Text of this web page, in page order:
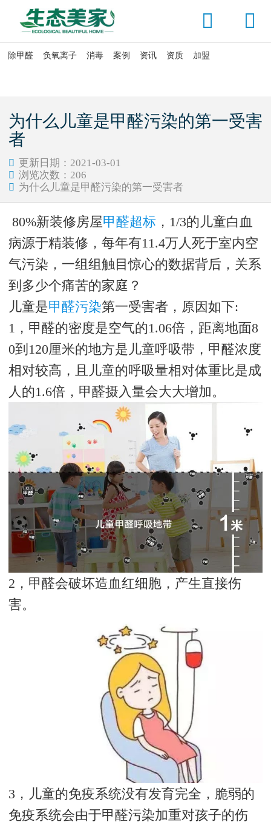


除甲醛 负氧离子 消毒 案例 资讯 资质 加盟
为什么儿童是甲醛污染的第一受害
者
 更新日期：2021-03-01
 浏览次数： 206
 为什么儿童是甲醛污染的第一受害者
80%新装修房屋甲醛超标 ，1/3的儿童白血
病源于精装修，每年有11.4万人死于室内空
气污染，一组组触目惊心的数据背后，关系
到多少个痛苦的家庭？
儿童是甲醛污染第一受害者，原因如下:
1，甲醛的密度是空气的1.06倍，距离地面8
0到120厘米的地方是儿童呼吸带，甲醛浓度
相对较高，且儿童的呼吸量相对体重比是成
人的1.6倍，甲醛摄入量会大大增加。
2，甲醛会破坏造血红细胞，产生直接伤
害。
3，儿童的免疫系统没有发育完全，脆弱的
免疫系统会由于甲醛污染加重对孩子的伤